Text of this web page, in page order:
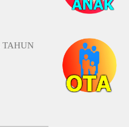
TAHUN